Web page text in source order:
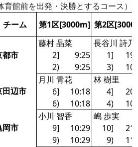
育館前を出発・決勝とするコース）
チーム 第1区[3000m] 第2区
都市
藤村 晶菜
長谷川 詩乃
2]
9:25 1]
2)
9:25 3)
田辺市
月川 青花
林 樹里
6]
10:18 4]
6)
10:18 4)
岡市
小川 智香
嶋 歩実
9]
10:29 10]
9)
10:29 9)